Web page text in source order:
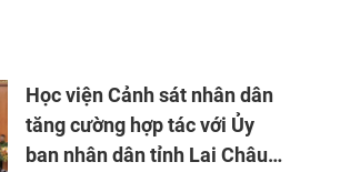
- 2030
Học viện Cảnh sát nhân dân
tăng cường hợp tác với Ủy
ban nhân dân tỉnh Lai Châu